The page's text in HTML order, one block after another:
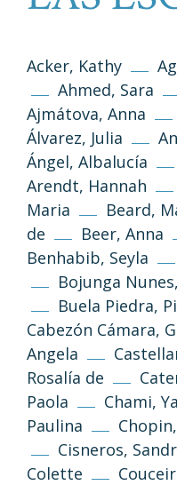
Acker, Kathy
Ahmed, Sara
Ajmátova, Anna
Álvarez, Julia
Ángel, Albalucía
Arendt, Hannah
Maria
Beard,
de
Beer, Anna
Benhabib, Seyla
Bojunga
Buela Piedra,
Cabezón Cámara,
Angela
Rosalía de
Paola
Chami,
Paulina
Cisneros,
Colette